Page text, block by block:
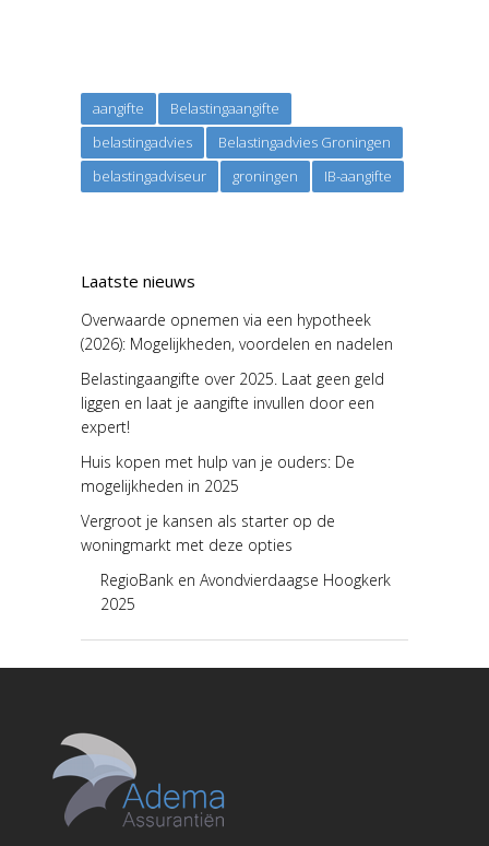
aangifte
Belastingaangifte
belastingadvies
Belastingadvies Groningen
belastingadviseur
groningen IB-aangifte
Laatste nieuws
Overwaarde opnemen via een hypotheek
(2026): Mogelijkheden, voordelen en nadelen
Belastingaangifte over 2025. Laat geen geld
liggen en laat je aangifte invullen door een
expert!
Huis kopen met hulp van je ouders: De
mogelijkheden in 2025
Vergroot je kansen als starter op de
woningmarkt met deze opties
RegioBank en Avondvierdaagse Hoogkerk
2025